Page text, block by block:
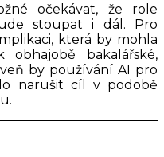
očekávat, že role
stoupat i dál. Pro
která by mohla
bakalářské,
by používání AI pro
narušit cíl v podobě